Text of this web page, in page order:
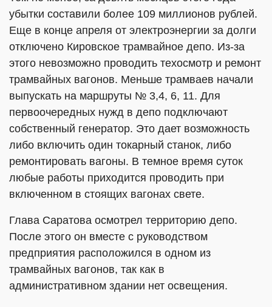
убытки составили более 109 миллионов рублей.
Еще в конце апреля от электроэнергии за долги
отключено Кировское трамвайное депо. Из-за
этого невозможно проводить техосмотр и ремонт
трамвайных вагонов. Меньше трамваев начали
выпускать на маршруты № 3,4, 6, 11. Для
первоочередных нужд в депо подключают
собственный генератор. Это дает возможность
либо включить один токарный станок, либо
ремонтировать вагоны. В темное время суток
любые работы приходится проводить при
включенном в стоящих вагонах свете.
Глава Саратова осмотрел территорию депо.
После этого он вместе с руководством
предприятия расположился в одном из
трамвайных вагонов, так как в
административном здании нет освещения.